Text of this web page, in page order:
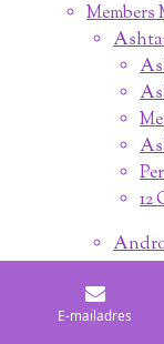
Members
12
E-mailadres